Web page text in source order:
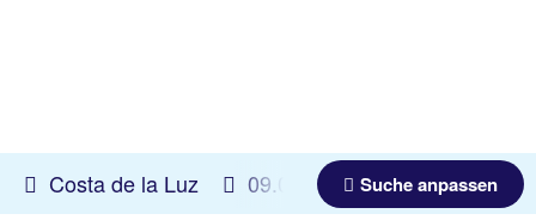
Costa de la Luz 09.08.2026 -07.11.2026
Suche anpassen